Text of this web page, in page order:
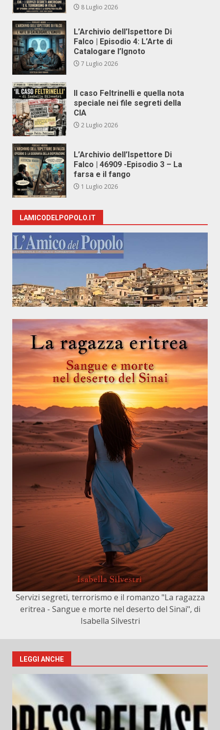
8 Luglio 2026
L’Archivio dell’Ispettore Di
Falco | Episodio 4: L’Arte di
Catalogare l’Ignoto
7 Luglio 2026
Il caso Feltrinelli e quella nota
speciale nei file segreti della
CIA
2 Luglio 2026
L’Archivio dell’Ispettore Di
Falco | 46909 -Episodio 3 – La
farsa e il fango
1 Luglio 2026
LAMICODELPOPOLO.IT
Servizi segreti, terrorismo e il romanzo "La ragazza
eritrea - Sangue e morte nel deserto del Sinai", di
Isabella Silvestri
LEGGI ANCHE